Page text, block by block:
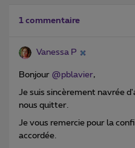
1 commentaire
Vanessa P
Bonjour ​ @pblavier,
Je suis sincèrement navrée
nous quitter.
Je vous remercie pour la
accordée.